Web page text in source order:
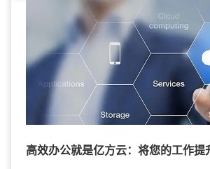
高效办公就是亿方云：将您的工作提